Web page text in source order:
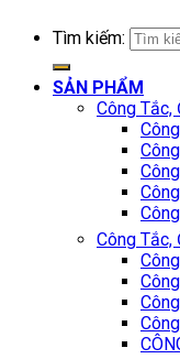
Tìm kiếm:
SẢN PHẨM
Công Tắc,
Công Tắc,